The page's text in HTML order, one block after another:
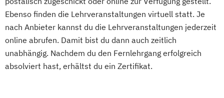
"Systemische Beratung"
Psychologische/r Berater/-in mit
zusätzlicher Fachrichtung "Paarberatung"
Traumafachberater/-in
Ebenso finden die Lehrveranstaltungen virtuell statt. Je
nach Anbieter kannst du die Lehrveranstaltungen jederzeit
online abrufen. Damit bist du dann auch zeitlich
unabhängig. Nachdem du den Fernlehrgang erfolgreich
absolviert hast, erhältst du ein Zertifikat.